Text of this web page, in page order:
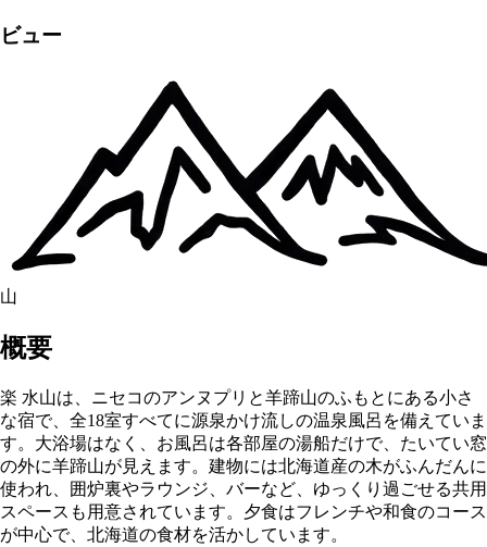
ビュー
山
概要
楽 水山は、ニセコのアンヌプリと羊蹄山のふもとにある小さ
な宿で、全18室すべてに源泉かけ流しの温泉風呂を備えていま
す。大浴場はなく、お風呂は各部屋の湯船だけで、たいてい窓
の外に羊蹄山が見えます。建物には北海道産の木がふんだんに
使われ、囲炉裏やラウンジ、バーなど、ゆっくり過ごせる共用
スペースも用意されています。夕食はフレンチや和食のコース
が中心で、北海道の食材を活かしています。